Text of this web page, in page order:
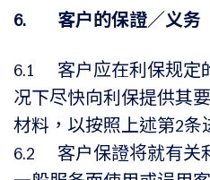
6. 客户的保證／义务
6.1 客户应在利保规定
况下尽快向利保提供其
材料，以按照上述第2条
6.2 客户保證将就有关